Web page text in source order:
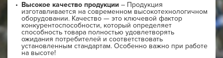
Высокое качество продукции – Продукция
изготавливается на современном высокотехнологичном
оборудовании. Качество — это ключевой фактор
конкурентоспособности, который определяет
способность товара полностью удовлетворять
ожидания потребителей и соответствовать
установленным стандартам. Особенно важно при работе
на высоте!